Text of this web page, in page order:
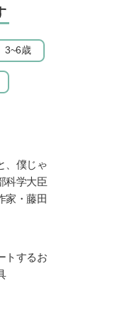
3~6歳
、僕じゃ
科学大臣
家・藤田
トするお